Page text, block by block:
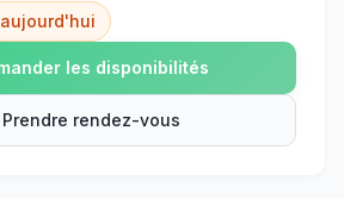
les disponibilités
Prendre rendez-vous